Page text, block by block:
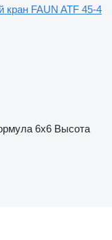
кран FAUN ATF 45-4
6x6 Высота